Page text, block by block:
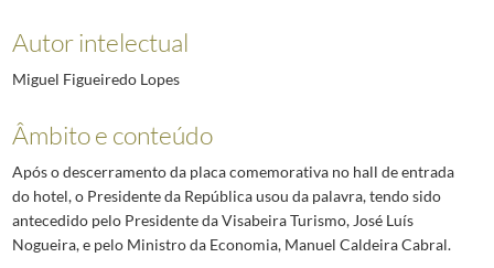
Autor intelectual
Miguel Figueiredo Lopes
Âmbito e conteúdo
Após o descerramento da placa comemorativa no hall de entrada
do hotel, o Presidente da República usou da palavra, tendo sido
antecedido pelo Presidente da Visabeira Turismo, José Luís
Nogueira, e pelo Ministro da Economia, Manuel Caldeira Cabral.